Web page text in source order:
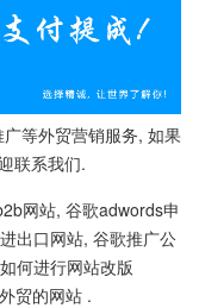
等外贸营销服务, 如果
联系我们.
网站, 谷歌adwords申
出口网站, 谷歌推广公
何进行网站改版
贸的网站 .